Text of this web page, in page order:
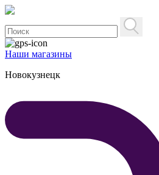
Наши магазины
Новокузнецк